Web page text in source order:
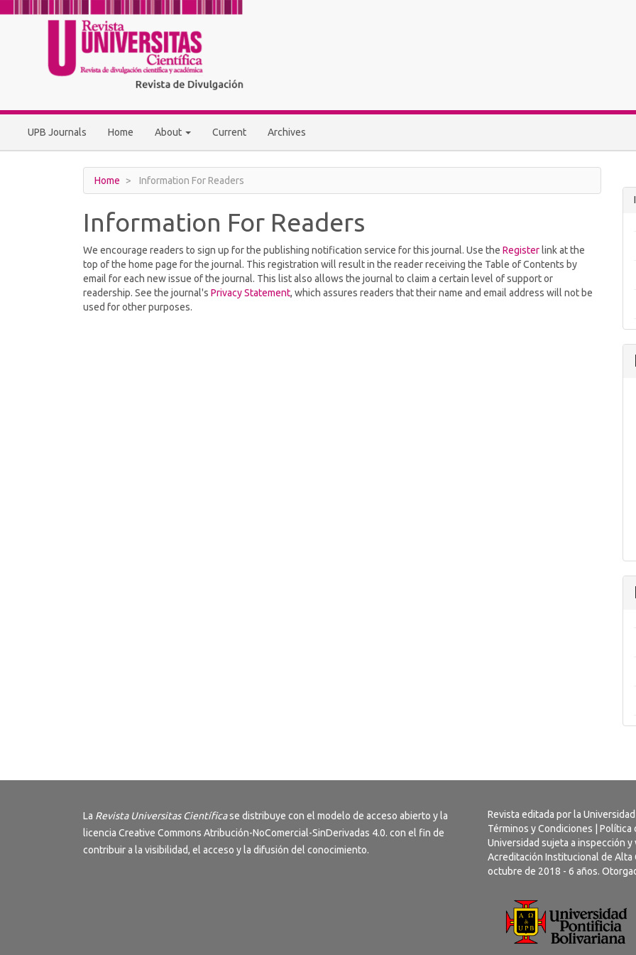
Navigation
Sidebar
UPB Journals Home About Current Archives
Home Information For Readers
Information For Readers
We encourage readers to sign up for the publishing notification service for this journal. Use the Register link at the
top of the home page for the journal. This registration will result in the reader receiving the Table of Contents by
email for each new issue of the journal. This list also allows the journal to claim a certain level of support or
readership. See the journal's Privacy Statement, which assures readers that their name and email address will not be
used for other purposes.
La Revista Universitas Científicase distribuye con el modelo de acceso abierto y la
licencia Creative Commons Atribución-NoComercial-SinDerivadas 4.0. con el fin de
contribuir a la visibilidad, el acceso y la difusión del conocimiento.
Revista editada por la
Términos y Condiciones
Política
Universidad sujeta a inspección
Acreditación Institucional de Alta
octubre de 2018 - 6 años.